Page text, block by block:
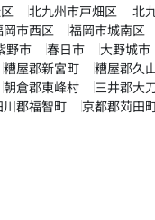
北九州市戸畑区 北
岡市西区 福岡市城南区
野市 春日市 大野城市
糟屋郡新宮町 糟屋郡久
朝倉郡東峰村 三井郡大
川郡福智町 京都郡苅田